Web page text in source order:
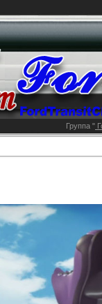
Группа "